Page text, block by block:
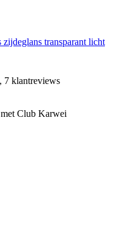
transparant licht
7 klantreviews
Club Karwei